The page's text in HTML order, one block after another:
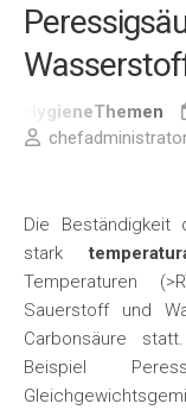
HygieneThemen
Die Beständigkeit
stark
Temperaturen
Sauerstoff und
Carbonsäure
Beispiel